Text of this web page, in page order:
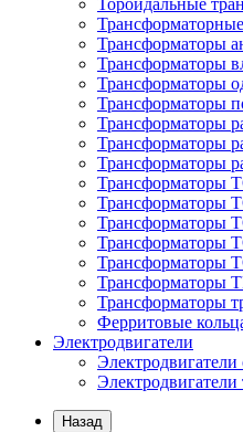
Тороидальные
Трансформаторы
Трансформаторы
Трансформаторы
Трансформаторы
Трансформаторы
Трансформаторы
Трансформаторы
Трансформаторы
Трансформаторы
Трансформаторы
Трансформаторы
Трансформаторы
Трансформаторы
Трансформаторы
Ферритовые
Электродвигатели
Назад